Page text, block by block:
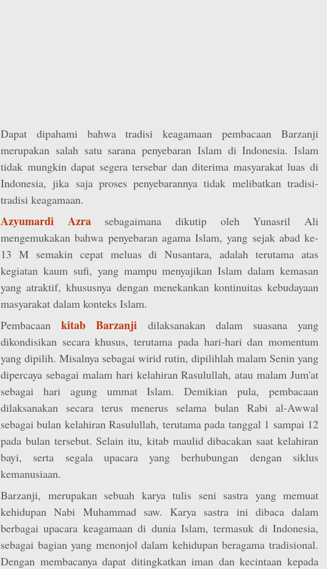
Dapat dipahami bahwa tradisi keagamaan pembacaan Barzanji
merupakan salah satu sarana penyebaran Islam di Indonesia. Islam
tidak mungkin dapat segera tersebar dan diterima masyarakat luas di
Indonesia, jika saja proses penyebarannya tidak melibatkan tradisi-
tradisi keagamaan.
Azyumardi Azrasebagaimana dikutip oleh Yunasril Ali
mengemukakan bahwa penyebaran agama Islam, yang sejak abad ke-
13 M semakin cepat meluas di Nusantara, adalah terutama atas
kegiatan kaum sufi, yang mampu menyajikan Islam dalam kemasan
yang atraktif, khususnya dengan menekankan kontinuitas kebudayaan
masyarakat dalam konteks Islam.
Pembacaankitab Barzanji dilaksanakan dalam suasana yang
dikondisikan secara khusus, terutama pada hari-hari dan momentum
yang dipilih. Misalnya sebagai wirid rutin, dipilihlah malam Senin yang
dipercaya sebagai malam hari kelahiran Rasulullah, atau malam Jum'at
sebagai hari agung ummat Islam. Demikian pula, pembacaan
dilaksanakan secara terus menerus selama bulan Rabi al-Awwal
sebagai bulan kelahiran Rasulullah, terutama pada tanggal 1 sampai 12
pada bulan tersebut. Selain itu, kitab maulid dibacakan saat kelahiran
bayi, serta segala upacara yang berhubungan dengan siklus
kemanusiaan.
Barzanji, merupakan sebuah karya tulis seni sastra yang memuat
kehidupan Nabi Muhammad saw. Karya sastra ini dibaca dalam
berbagai upacara keagamaan di dunia Islam, termasuk di Indonesia,
sebagai bagian yang menonjol dalam kehidupan beragama tradisional.
Dengan membacanya dapat ditingkatkan iman dan kecintaan kepada